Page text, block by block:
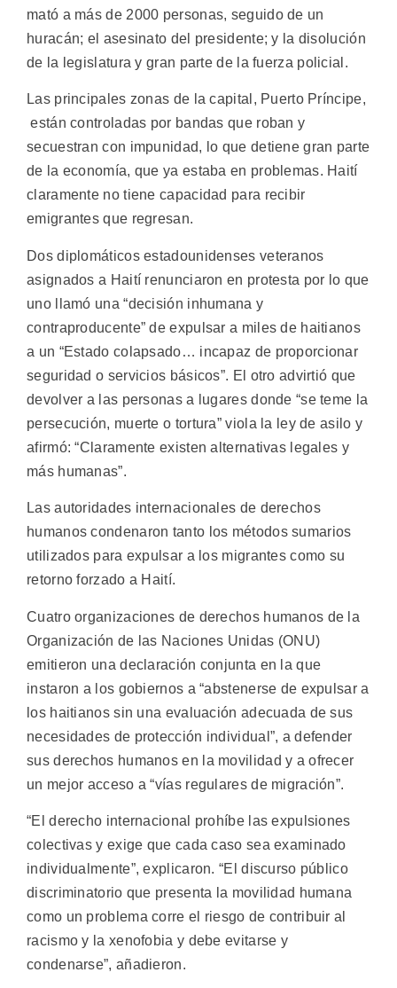
mató a más de 2000 personas, seguido de un
huracán; el asesinato del presidente; y la disolución
de la legislatura y gran parte de la fuerza policial.
Las principales zonas de la capital, Puerto Príncipe,
están controladas por bandas que roban y
secuestran con impunidad, lo que detiene gran parte
de la economía, que ya estaba en problemas. Haití
claramente no tiene capacidad para recibir
emigrantes que regresan.
Dos diplomáticos estadounidenses veteranos
asignados a Haití renunciaron en protesta por lo que
uno llamó una “decisión inhumana y
contraproducente” de expulsar a miles de haitianos
a un “Estado colapsado… incapaz de proporcionar
seguridad o servicios básicos”. El otro advirtió que
devolver a las personas a lugares donde “se teme la
persecución, muerte o tortura” viola la ley de asilo y
afirmó: “Claramente existen alternativas legales y
más humanas”.
Las autoridades internacionales de derechos
humanos condenaron tanto los métodos sumarios
utilizados para expulsar a los migrantes como su
retorno forzado a Haití.
Cuatro organizaciones de derechos humanos de la
Organización de las Naciones Unidas (ONU)
emitieron una declaración conjunta en la que
instaron a los gobiernos a “abstenerse de expulsar a
los haitianos sin una evaluación adecuada de sus
necesidades de protección individual”, a defender
sus derechos humanos en la movilidad y a ofrecer
un mejor acceso a “vías regulares de migración”.
“El derecho internacional prohíbe las expulsiones
colectivas y exige que cada caso sea examinado
individualmente”, explicaron. “El discurso público
discriminatorio que presenta la movilidad humana
como un problema corre el riesgo de contribuir al
racismo y la xenofobia y debe evitarse y
condenarse”, añadieron.